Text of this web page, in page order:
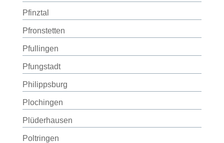
Pfinztal
Pfronstetten
Pfullingen
Pfungstadt
Philippsburg
Plochingen
Plüderhausen
Poltringen